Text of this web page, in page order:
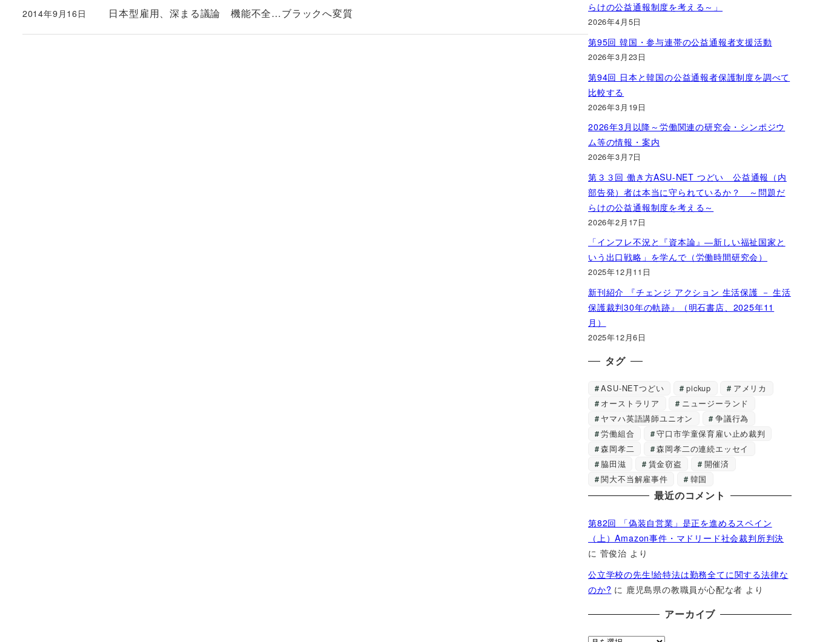
日本型雇用、深まる議論 機能不全…ブラックへ変質
投稿日
2014年9月16日
らけの公益通報制度を考える～」
2026年4月5日
第95回 韓国・参与連帯の公益通報者支援活動
2026年3月23日
第94回 日本と韓国の公益通報者保護制度を調べて
比較する
2026年3月19日
2026年3月以降～労働関連の研究会・シンポジウ
ム等の情報・案内
2026年3月7日
第３３回 働き方ASU-NET つどい 公益通報（内
部告発）者は本当に守られているか？ ～問題だ
らけの公益通報制度を考える～
2026年2月17日
「インフレ不況と『資本論』―新しい福祉国家と
いう出口戦略」を学んで（労働時間研究会）
2025年12月11日
新刊紹介 『チェンジ アクション 生活保護 － 生活
保護裁判30年の軌跡』（明石書店、2025年11
月）
2025年12月6日
タグ
ASU-NETつどい pickup
アメリカ
オーストラリア
ニュージーランド
ヤマハ英語講師ユニオン
争議行為
労働組合
守口市学童保育雇い止め裁判
森岡孝二
森岡孝二の連続エッセイ
脇田滋
賃金窃盗
開催済
関大不当解雇事件
韓国
最近のコメント
第82回 「偽装自営業」是正を進めるスペイン
（上）Amazon事件・マドリード社会裁判所判決
に 菅俊治 より
公立学校の先生!給特法は勤務全てに関する法律な
のか? に 鹿児島県の教職員が心配な者 より
アーカイブ